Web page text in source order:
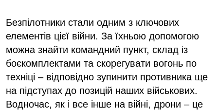
Безпілотники стали одним з ключових
елементів цієї війни. За їхньою допомогою
можна знайти командний пункт, склад із
боєкомплектами та скорегувати вогонь по
техніці – відповідно зупинити противника ще
на підступах до позицій наших військових.
Водночас, як і все інше на війні, дрони – це